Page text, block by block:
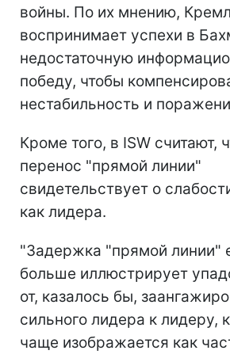
войны. По их мнению,
воспринимает успехи в
недостаточную
победу, чтобы
нестабильность и
Кроме того, в ISW считают,
перенос "прямой линии"
свидетельствует о
как лидера.
"Задержка "прямой линии"
больше иллюстрирует
от, казалось бы,
сильного лидера к лидеру,
чаще изображается как